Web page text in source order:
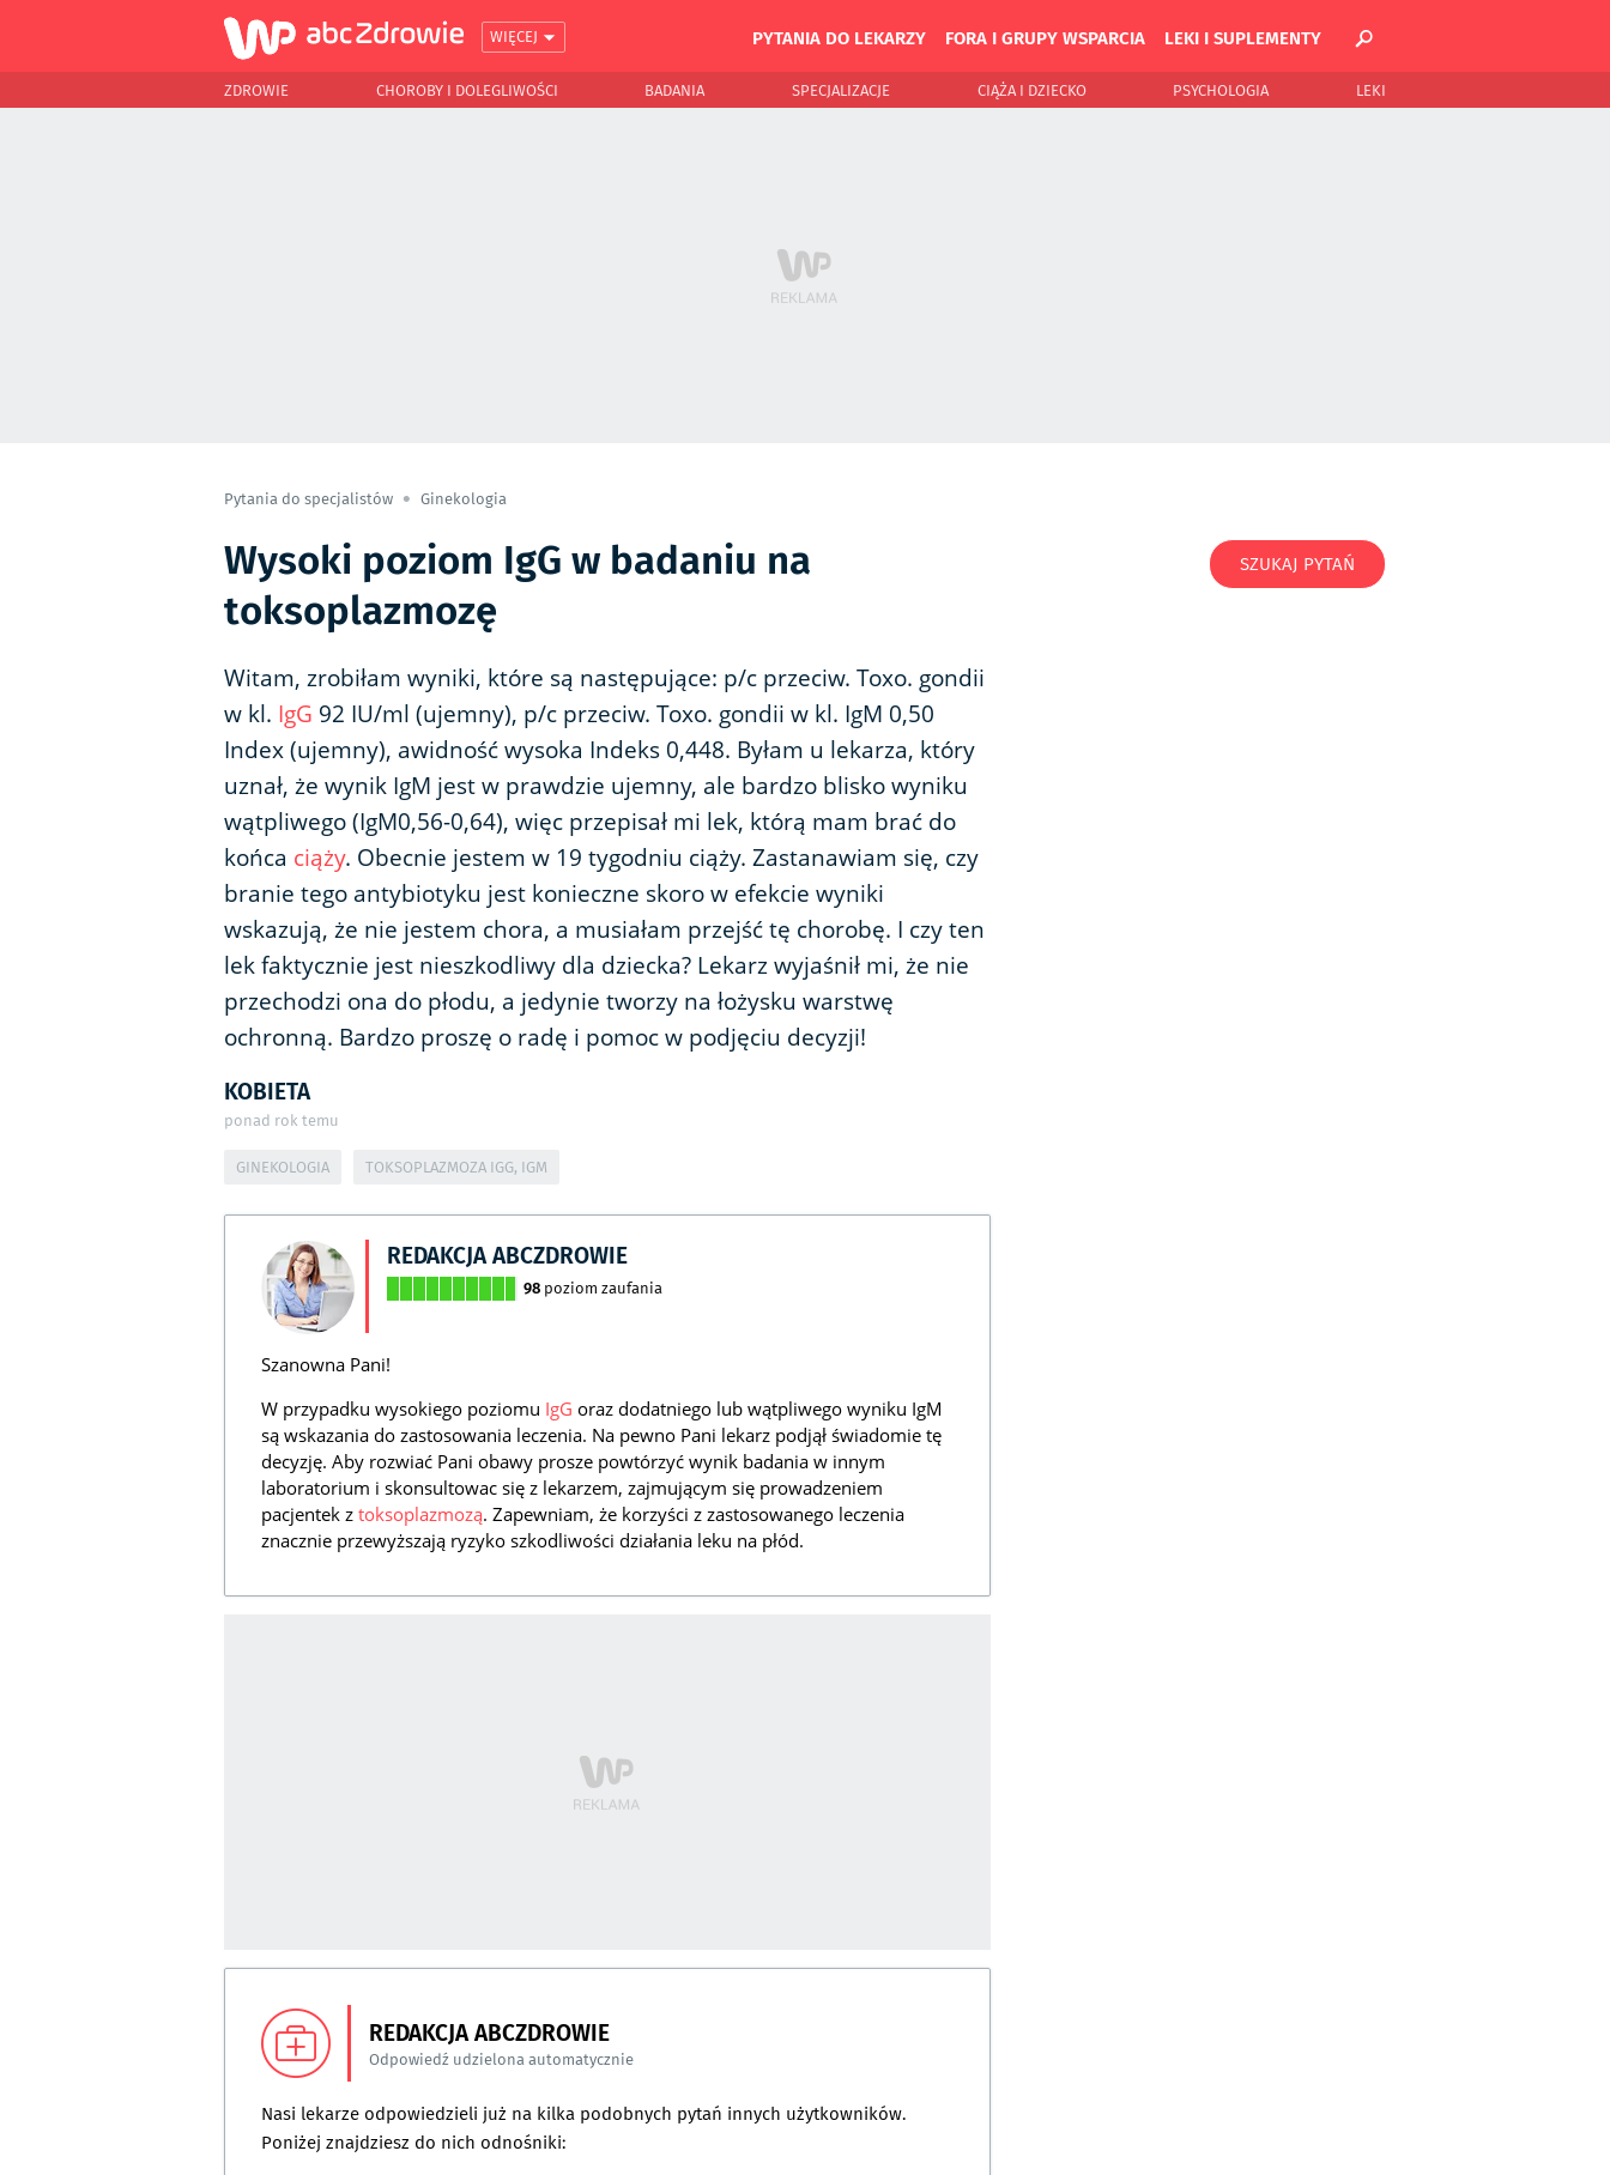
WIĘCEJ PYTANIA DO LEKARZY FORA I GRUPY WSPARCIA LEKI I SUPLEMENTY
ZDROWIE CHOROBY I DOLEGLIWOŚCI BADANIA SPECJALIZACJE CIĄŻA I DZIECKO PSYCHOLOGIA LEKI
Pytania do specjalistów Ginekologia
Wysoki poziom IgG w badaniu na
toksoplazmozę
Witam, zrobiłam wyniki, które są następujące: p/c przeciw. Toxo. gondii
w kl. IgG 92 IU/ml (ujemny), p/c przeciw. Toxo. gondii w kl. IgM 0,50
Index (ujemny), awidność wysoka Indeks 0,448. Byłam u lekarza, który
uznał, że wynik IgM jest w prawdzie ujemny, ale bardzo blisko wyniku
wątpliwego (IgM0,56-0,64), więc przepisał mi lek, którą mam brać do
końca ciąży. Obecnie jestem w 19 tygodniu ciąży. Zastanawiam się, czy
branie tego antybiotyku jest konieczne skoro w efekcie wyniki
wskazują, że nie jestem chora, a musiałam przejść tę chorobę. I czy ten
lek faktycznie jest nieszkodliwy dla dziecka? Lekarz wyjaśnił mi, że nie
przechodzi ona do płodu, a jedynie tworzy na łożysku warstwę
ochronną. Bardzo proszę o radę i pomoc w podjęciu decyzji!
KOBIETA
ponad rok temu
GINEKOLOGIA TOKSOPLAZMOZA IGG, IGM
REDAKCJA ABCZDROWIE
98 poziom zaufania
Szanowna Pani!
W przypadku wysokiego poziomu IgG oraz dodatniego lub wątpliwego wyniku IgM
są wskazania do zastosowania leczenia. Na pewno Pani lekarz podjął świadomie tę
decyzję. Aby rozwiać Pani obawy prosze powtórzyć wynik badania w innym
laboratorium i skonsultowac się z lekarzem, zajmującym się prowadzeniem
pacjentek z toksoplazmozą. Zapewniam, że korzyści z zastosowanego leczenia
znacznie przewyższają ryzyko szkodliwości działania leku na płód.
REDAKCJA ABCZDROWIE
Odpowiedź udzielona automatycznie
Nasi lekarze odpowiedzieli już na kilka podobnych pytań innych użytkowników.
Poniżej znajdziesz do nich odnośniki:
SZUKAJ PYTAŃ